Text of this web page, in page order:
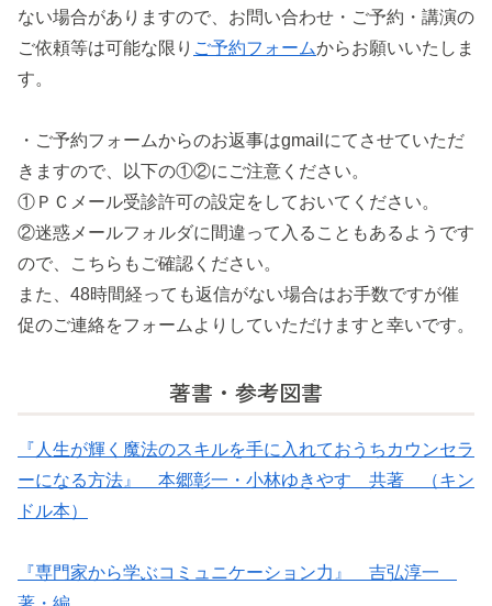
ない場合がありますので、お問い合わせ・ご予約・講演の
ご依頼等は可能な限り ご予約フォームからお願いいたしま
す。
・ご予約フォームからのお返事はgmailにてさせていただ
きますので、以下の①②にご注意ください。
①ＰＣメール受診許可の設定をしておいてください。
②迷惑メールフォルダに間違って入ることもあるようです
ので、こちらもご確認ください。
また、48時間経っても返信がない場合はお手数ですが催
促のご連絡をフォームよりしていただけますと幸いです。
著書・参考図書
『人生が輝く魔法のスキルを手に入れておうちカウンセラ
ーになる方法』 本郷彰一・小林ゆきやす 共著 （キン
ドル本）
『専門家から学ぶコミュニケーション力』 吉弘淳一